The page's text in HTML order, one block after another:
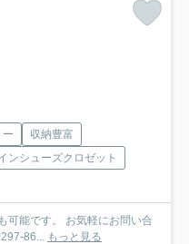
ー
収納豊富
ンシューズクロゼット
可能です。 お気軽にお問い合
0297-86...
もっと見る